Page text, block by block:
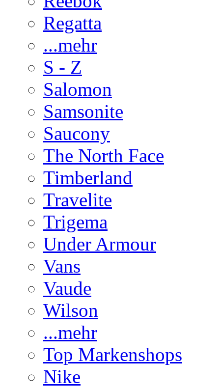
Regatta
...mehr
S - Z
Salomon
Samsonite
Saucony
The North Face
Timberland
Travelite
Trigema
Under Armour
Vans
Vaude
Wilson
...mehr
Top Markenshops
Nike